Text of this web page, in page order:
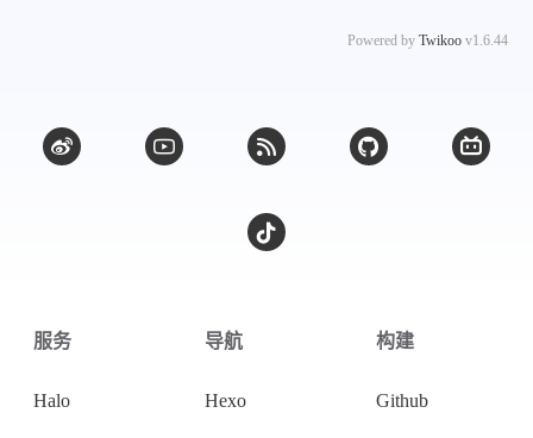
Powered by Twikoo v1.6.44
服务
Halo
导航
Hexo
构建
Github